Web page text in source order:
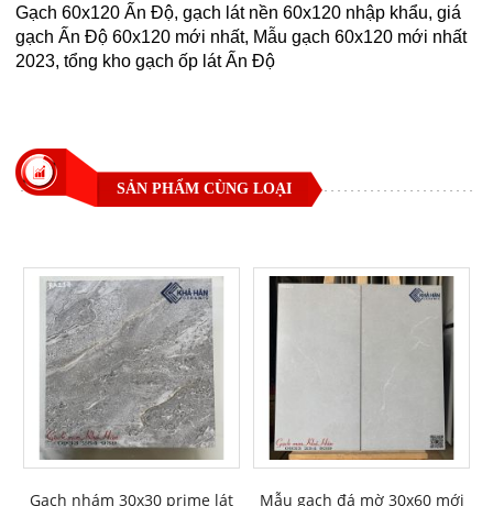
Gạch 60x120 Ấn Độ, gạch lát nền 60x120 nhập khẩu, giá
gạch Ấn Độ 60x120 mới nhất, Mẫu gạch 60x120 mới nhất
2023, tổng kho gạch ốp lát Ấn Độ
SẢN PHẨM CÙNG LOẠI
Gạch nhám 30x30 prime lát Mẫu gạch đá mờ 30x60 mới